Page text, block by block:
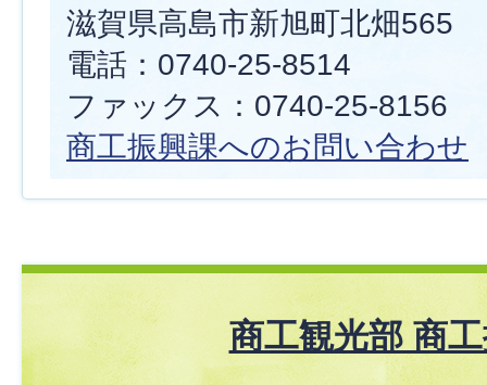
滋賀県高島市新旭町北畑565
電話：0740-25-8514
ファックス：0740-25-8156
商工振興課へのお問い合わせ
商工観光部 商